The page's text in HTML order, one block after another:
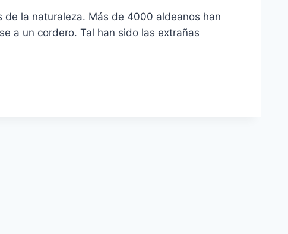
la naturaleza. Más de 4000 aldeanos han
a un cordero. Tal han sido las extrañas